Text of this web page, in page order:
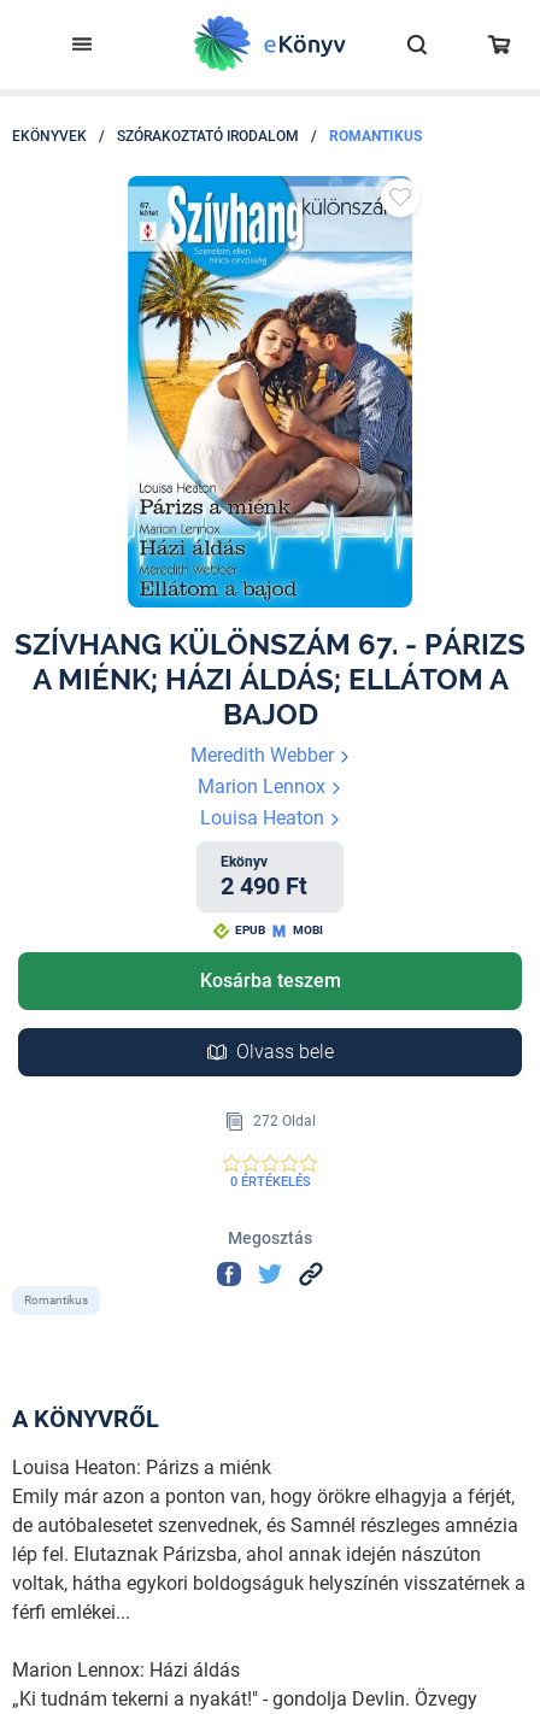
EKÖNYVEK / SZÓRAKOZTATÓ IRODALOM / ROMANTIKUS
SZÍVHANG KÜLÖNSZÁM 67. - PÁRIZS
A MIÉNK; HÁZI ÁLDÁS; ELLÁTOM A
BAJOD
Meredith Webber
Marion Lennox
Louisa Heaton
Ekönyv
2 490 Ft
EPUB MOBI
Kosárba teszem
Olvass bele
272 Oldal
0 ÉRTÉKELÉS
Megosztás
Romantikus
A KÖNYVRŐL
Louisa Heaton: Párizs a miénk
Emily már azon a ponton van, hogy örökre elhagyja a férjét,
de autóbalesetet szenvednek, és Samnél részleges amnézia
lép fel. Elutaznak Párizsba, ahol annak idején nászúton
voltak, hátha egykori boldogságuk helyszínén visszatérnek a
férfi emlékei...
Marion Lennox: Házi áldás
„Ki tudnám tekerni a nyakát!" - gondolja Devlin. Özvegy